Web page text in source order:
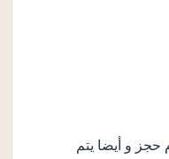
: 15% مقدم حجز و أيضا يتم